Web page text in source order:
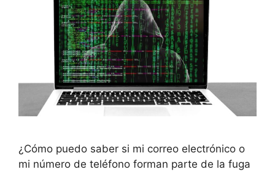
¿Cómo puedo saber si mi correo electrónico o
mi número de teléfono forman parte de la fuga